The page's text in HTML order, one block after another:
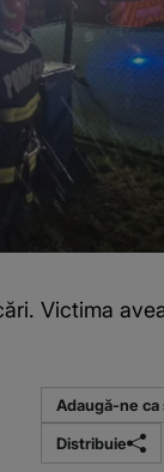
Victima
Adaugă-ne
Distribuie